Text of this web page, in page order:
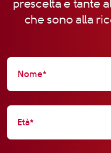
prescelta e tante
che sono alla